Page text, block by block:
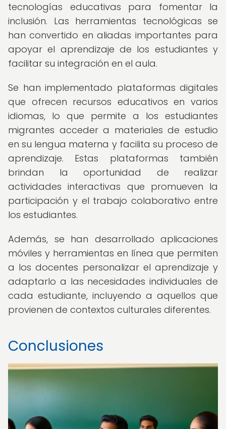
tecnologías educativas para fomentar la
inclusión. Las herramientas tecnológicas se
han convertido en aliadas importantes para
apoyar el aprendizaje de los estudiantes y
facilitar su integración en el aula.
Se han implementado plataformas digitales
que ofrecen recursos educativos en varios
idiomas, lo que permite a los estudiantes
migrantes acceder a materiales de estudio
en su lengua materna y facilita su proceso de
aprendizaje. Estas plataformas también
brindan la oportunidad de realizar
actividades interactivas que promueven la
participación y el trabajo colaborativo entre
los estudiantes.
Además, se han desarrollado aplicaciones
móviles y herramientas en línea que permiten
a los docentes personalizar el aprendizaje y
adaptarlo a las necesidades individuales de
cada estudiante, incluyendo a aquellos que
provienen de contextos culturales diferentes.
Conclusiones